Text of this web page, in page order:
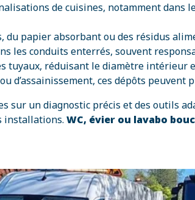
de cuisines, notamment
du papier absorbant ou des résidus
les conduits enterrés, souvent
tuyaux, réduisant le diamètre intérieur
d’assainissement, ces dépôts
sur un diagnostic précis et des outils
installations. WC, évier ou lavabo